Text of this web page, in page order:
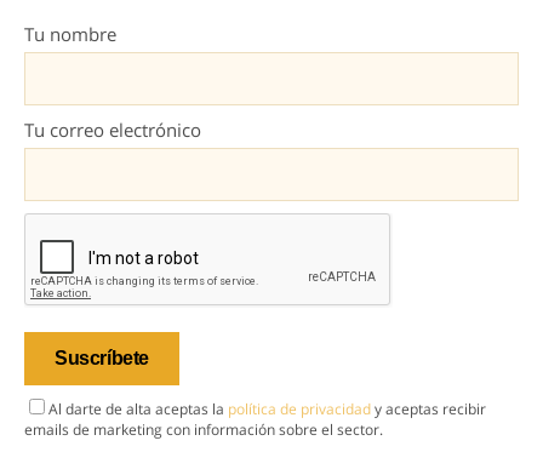
Tu nombre
Tu correo electrónico
Al darte de alta aceptas la política de privacidady aceptas recibir
emails de marketing con información sobre el sector.